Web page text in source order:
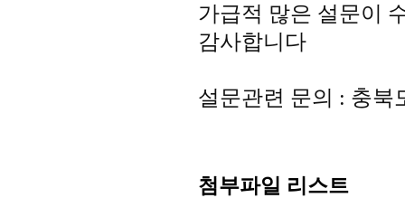
가급적 많은 설문이
감사합니다
설문관련 문의 : 충북
첨부파일 리스트